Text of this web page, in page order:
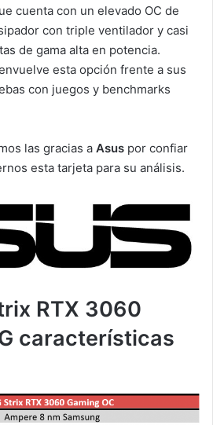
cuenta con un elevado OC de
con triple ventilador y casi
de gama alta en potencia.
esta opción frente a sus
con juegos y benchmarks
las gracias a Asus por confiar
esta tarjeta para su análisis.
RTX 3060
características